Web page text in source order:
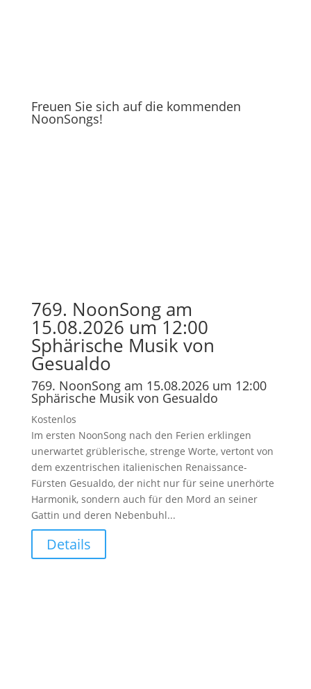
Freuen Sie sich auf die kommenden
NoonSongs!
769. NoonSong am
15.08.2026 um 12:00
Sphärische Musik von
Gesualdo
769. NoonSong am 15.08.2026 um 12:00
Sphärische Musik von Gesualdo
Kostenlos
Im ersten NoonSong nach den Ferien erklingen
unerwartet grüblerische, strenge Worte, vertont von
dem exzentrischen italienischen Renaissance-
Fürsten Gesualdo, der nicht nur für seine unerhörte
Harmonik, sondern auch für den Mord an seiner
Gattin und deren Nebenbuhl...
Details